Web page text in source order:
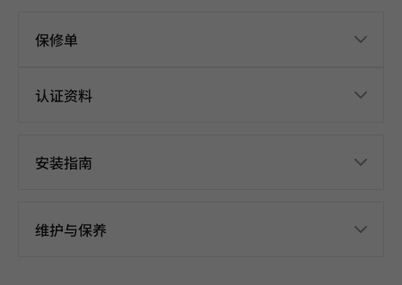
保修单
认证资料
安装指南
维护与保养